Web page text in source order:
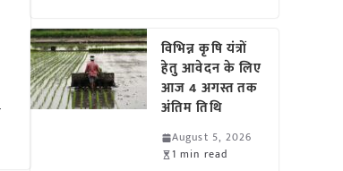
विभिन्न कृषि यंत्रों
हेतु आवेदन के लिए
आज 4 अगस्त तक
अंतिम तिथि
August 5, 2026
1 min read